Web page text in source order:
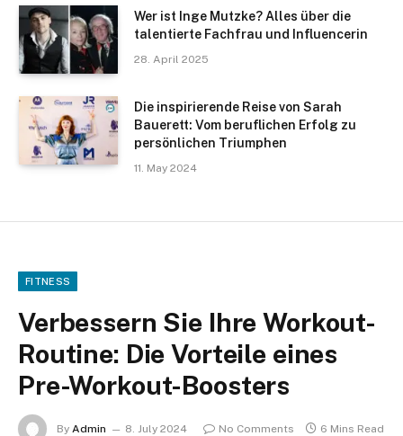
Wer ist Inge Mutzke? Alles über die
talentierte Fachfrau und Influencerin
28. April 2025
Die inspirierende Reise von Sarah
Bauerett: Vom beruflichen Erfolg zu
persönlichen Triumphen
11. May 2024
FITNESS
Verbessern Sie Ihre Workout-
Routine: Die Vorteile eines
Pre-Workout-Boosters
By Admin 8. July 2024 No Comments 6 Mins Read